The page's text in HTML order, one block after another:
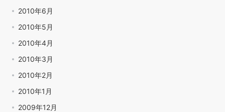
2010年6月
2010年5月
2010年4月
2010年3月
2010年2月
2010年1月
2009年12月